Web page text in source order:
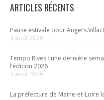
ARTICLES RÉCENTS
Pause estivale pour
3 août 2026
Tempo Rives : une dernière
l’édition 2026
3 août 2026
La préfecture de Maine-et-Loire